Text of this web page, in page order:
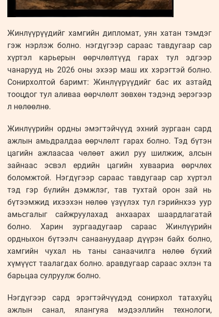
Жинлүүрүүдийг хамгийн дипломат, уян хатан тэмдэг
гэж нэрлэж болно. нэгдүгээр сараас тавдугаар сар
хүртэл карьерын өөрчлөлтүүд гарах тул эдгээр
чанарууд нь 2026 оны эхээр маш их хэрэгтэй болно.
Сонирхолтой баримт: Жинлүүрүүдийг бас их азтайд
тооцдог тул аливаа өөрчлөлт зөвхөн тэдэнд эерэгээр
л нөлөөлнө.
Жинлүүрийн ордны эмэгтэйчүүд эхний зургаан сард
ажлын амьдралдаа өөрчлөлт гарах болно. Тэд бүтэн
цагийн ажлаасаа чөлөөт ажил руу шилжиж, алсын
зайнаас эсвэл ердийн цагийн хуваариа өөрчлөх
боломжтой. Нэгдүгээр сараас тавдугаар сар хүртэл
тэд гэр бүлийн дэмжлэг, тав тухтай орон зай нь
бүтээмжид ихээхэн нөлөө үзүүлэх тул гэрийнхээ уур
амьсгалыг сайжруулахад анхаарах шаардлагатай
болно. Харин зургаадугаар сараас Жинлүүрийн
ордныхон бүтээлч санаануудаар дүүрэн байх болно,
хамгийн чухал нь таны санаачилга нөлөө бүхий
хүмүүст таалагдах болно. аравдугаар сараас эхлэн та
барьцаа сулруулж болно.
Нэгдүгээр сард эрэгтэйчүүдэд сонирхол татахуйц
ажлын санал, ялангуяа мэдээллийн технологи,